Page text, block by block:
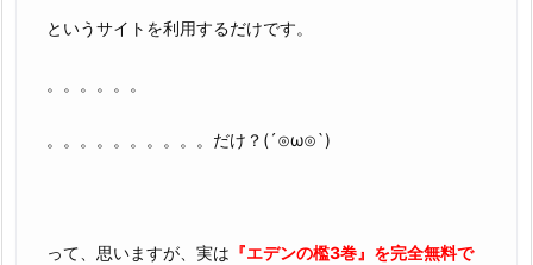
というサイトを利用するだけです。
。。。。。。
。。。。。。。。。。だけ？(´⊙ω⊙`)
って、思いますが、実は 『エデンの檻3巻』を完全無料で